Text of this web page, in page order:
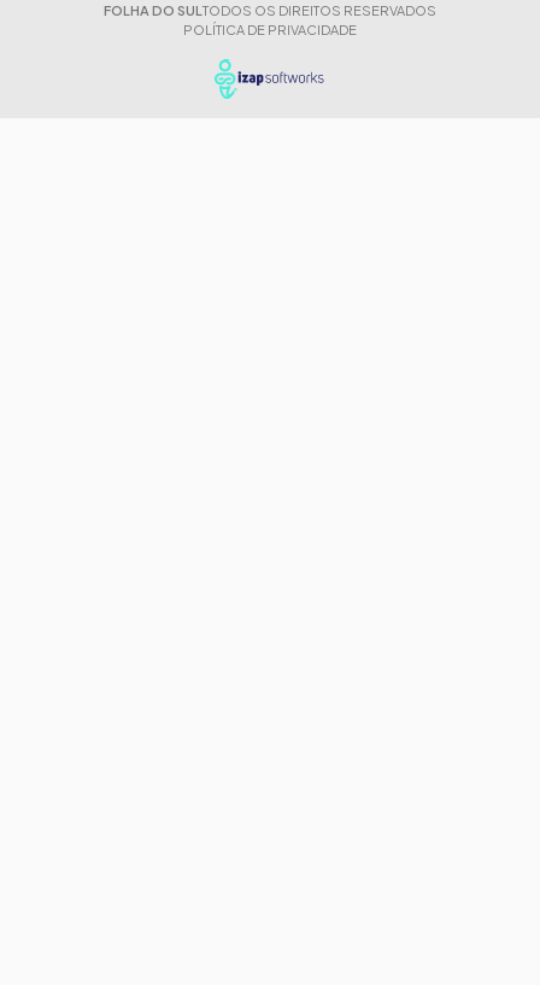
FOLHA DO SUL TODOS OS DIREITOS RESERVADOS
POLÍTICA DE PRIVACIDADE